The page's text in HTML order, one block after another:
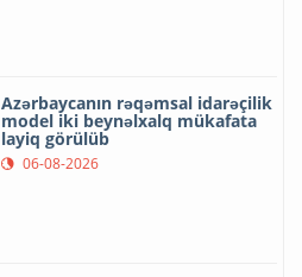
Azərbaycanın rəqəmsal idarəçilik
model iki beynəlxalq mükafata
layiq görülüb
06-08-2026